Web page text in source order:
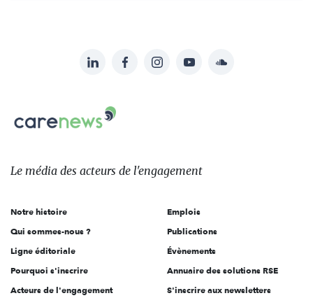
sur:
LinkedInFacebookInstagramYouTubeSoundcloud
Le
des
l'engagement
Le média des acteurs de l'engagement
Notre histoire
Qui sommes-nous ?
Ligne éditoriale
Pourquoi s'inscrire
Acteurs de l'engagement
Emplois
Publications
Évènements
Annuaire des solutions RSE
S'inscrire aux newsletters